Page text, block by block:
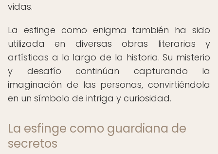
vidas.
La esfinge como enigma también ha sido
utilizada en diversas obras literarias y
artísticas a lo largo de la historia. Su misterio
y desafío continúan capturando la
imaginación de las personas, convirtiéndola
en un símbolo de intriga y curiosidad.
La esfinge como guardiana de
secretos